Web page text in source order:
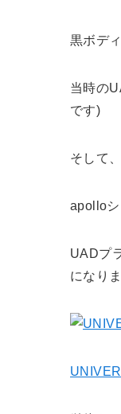
黒ボデ
当時の
です)
そして
apolloシ
UADプ
になりま